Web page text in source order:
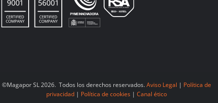
©Magapor SL 2026. Todos los derechos reservados.Aviso Legal | Política de
privacidad | Política de cookies | Canal ético